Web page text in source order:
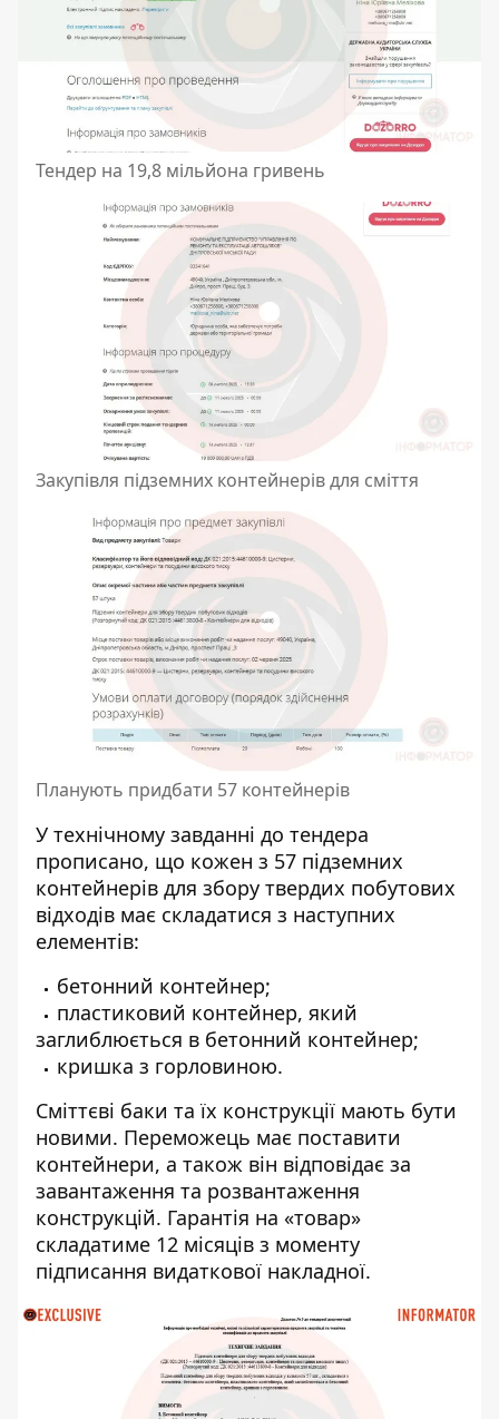
Тендер на 19,8 мільйона гривень
Закупівля підземних контейнерів для сміття
Планують придбати 57 контейнерів
У технічному завданні до тендера
прописано, що кожен з 57 підземних
контейнерів для збору твердих побутових
відходів має складатися з наступних
елементів:
бетонний контейнер;
пластиковий контейнер, який
заглиблюється в бетонний контейнер;
кришка з горловиною.
Сміттєві баки та їх конструкції мають бути
новими. Переможець має поставити
контейнери, а також він відповідає за
завантаження та розвантаження
конструкцій. Гарантія на «товар»
складатиме 12 місяців з моменту
підписання видаткової накладної.